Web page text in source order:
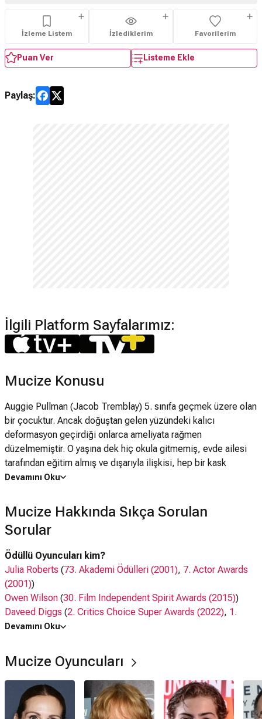
İzleme Listem İzlediklerim Favorilerim
Puan Ver Listeme Ekle
Paylaş:
İlgili Platform Sayfalarımız:
Mucize Konusu
Auggie Pullman (Jacob Tremblay) 5. sınıfa geçmek üzere olan
bir çocuktur. Ancak doğuştan gelen yüzündeki kalıcı
deformasyon geçirdiği onlarca ameliyata rağmen
düzelmemiştir. O yaşına dek hiç okula gitmemiş, evde ailesi
tarafından eğitim almış ve dışarıyla ilişkisi, hep bir kask
aracılığıyla olmuştur. Sıradan bir okul olan Beecher'a başladığı
kişiden bir farkı olmadığını gösterecek, dış görünüşün ne
kadar önemsiz olabileceğini kanıtlayacaktır. Mucize filmi,
2012'de R. J. Palacio'nun yazdığı aynı adlı romandan uyarlandı.
Devamını Oku
Mucize Hakkında Sıkça Sorulan
Sorular
Ödüllü Oyuncuları kim?
Julia Roberts (73. Akademi Ödülleri (2001), 7. Actor Awards
(2001))
Owen Wilson (30. Film Independent Spirit Awards (2015))
Daveed Diggs (2. Critics Choice Super Awards (2022), 1.
Critics Choice Super Awards (2021)
Julia Roberts, Owen Wilson,Jacob Tremblay
Patinkin, Daveed Diggs,Millie Davis
Ne zaman çıktı?
24 Kasım 2017
Devamını Oku
Mucize Oyuncuları